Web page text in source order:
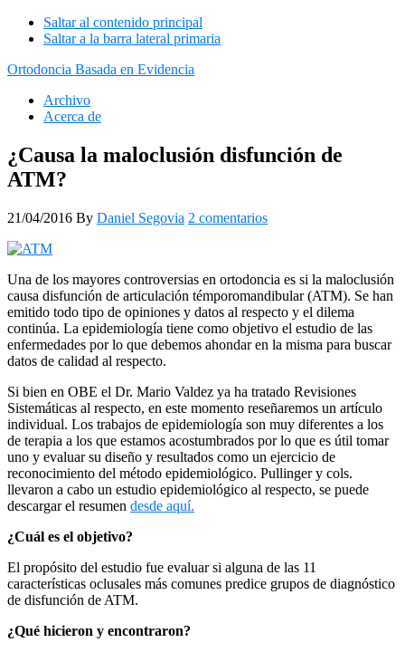
Saltar al contenido principal
Saltar a la barra lateral primaria
Ortodoncia Basada en Evidencia
Archivo
Acerca de
¿Causa la maloclusión disfunción de
ATM?
21/04/2016 By Daniel Segovia 2 comentarios
Una de los mayores controversias en ortodoncia es si la maloclusión
causa disfunción de articulación témporomandibular (ATM). Se han
emitido todo tipo de opiniones y datos al respecto y el dilema
continúa. La epidemiología tiene como objetivo el estudio de las
enfermedades por lo que debemos ahondar en la misma para buscar
datos de calidad al respecto.
Si bien en OBE el Dr. Mario Valdez ya ha tratado Revisiones
Sistemáticas al respecto, en este momento reseñaremos un artículo
individual. Los trabajos de epidemiología son muy diferentes a los
de terapia a los que estamos acostumbrados por lo que es útil tomar
uno y evaluar su diseño y resultados como un ejercicio de
reconocimiento del método epidemiológico. Pullinger y cols.
llevaron a cabo un estudio epidemiológico al respecto, se puede
descargar el resumen desde aquí.
¿Cuál es el objetivo?
El propósito del estudio fue evaluar si alguna de las 11
características oclusales más comunes predice grupos de diagnóstico
de disfunción de ATM.
¿Qué hicieron y encontraron?